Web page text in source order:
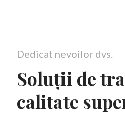
Dedicat nevoilor dvs.
Soluții de
calitate